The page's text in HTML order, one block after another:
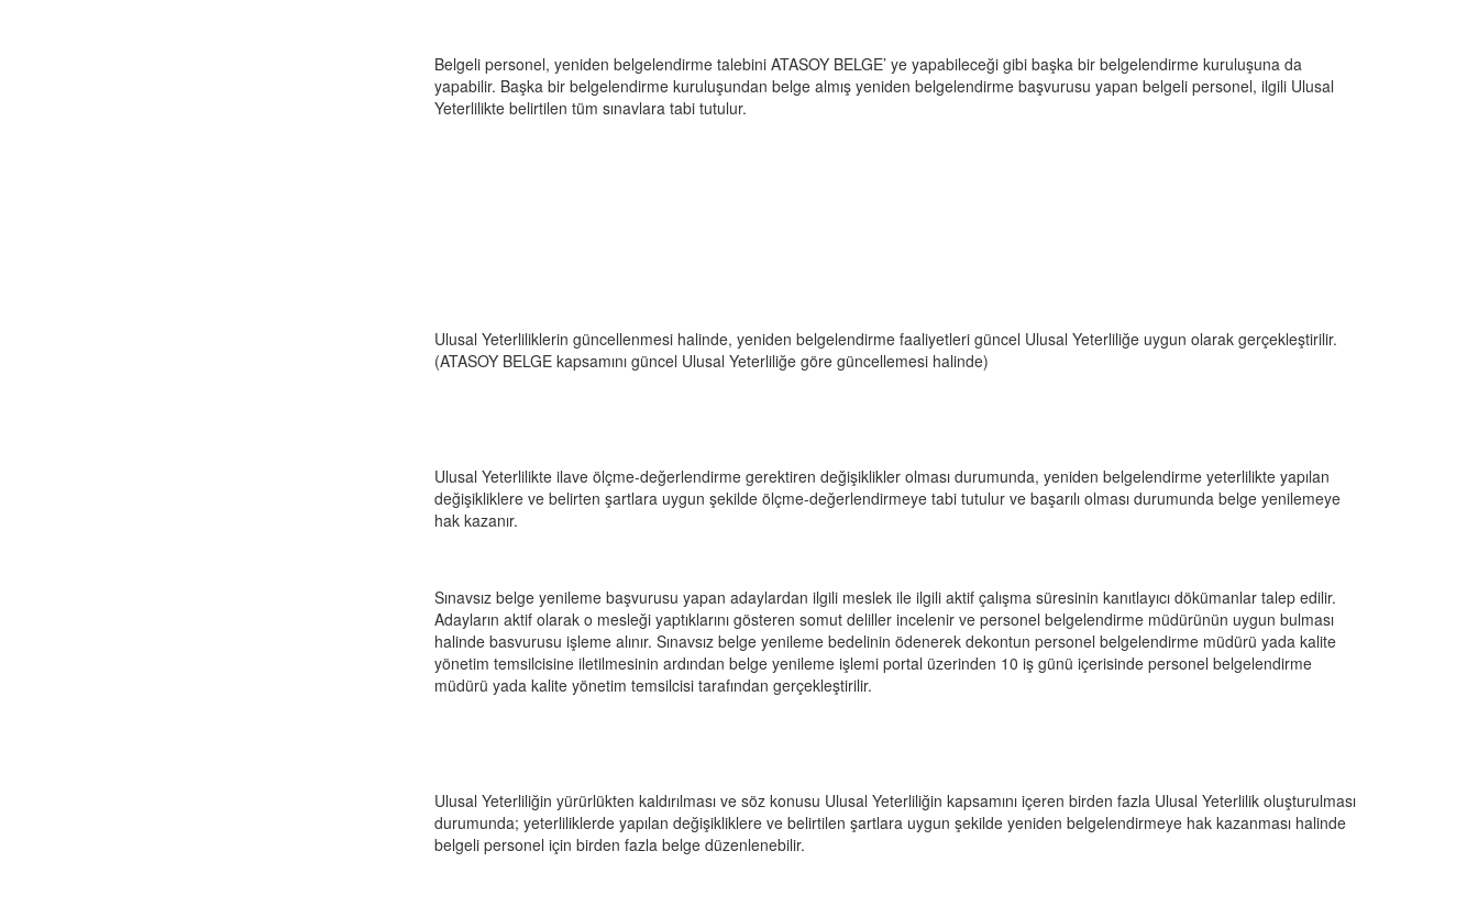
Belgeli personel, yeniden belgelendirme talebini ATASOY BELGE’ ye yapabileceği gibi başka bir belgelendirme kuruluşuna da
yapabilir. Başka bir belgelendirme kuruluşundan belge almış yeniden belgelendirme başvurusu yapan belgeli personel, ilgili Ulusal
Yeterlilikte belirtilen tüm sınavlara tabi tutulur.
Ulusal Yeterliliklerin güncellenmesi halinde, yeniden belgelendirme faaliyetleri güncel Ulusal Yeterliliğe uygun olarak gerçekleştirilir.
(ATASOY BELGE kapsamını güncel Ulusal Yeterliliğe göre güncellemesi halinde)
Ulusal Yeterlilikte ilave ölçme-değerlendirme gerektiren değişiklikler olması durumunda, yeniden belgelendirme yeterlilikte yapılan
değişikliklere ve belirten şartlara uygun şekilde ölçme-değerlendirmeye tabi tutulur ve başarılı olması durumunda belge yenilemeye
hak kazanır.
Sınavsız belge yenileme başvurusu yapan adaylardan ilgili meslek ile ilgili aktif çalışma süresinin kanıtlayıcı dökümanlar talep edilir.
Adayların aktif olarak o mesleği yaptıklarını gösteren somut deliller incelenir ve personel belgelendirme müdürünün uygun bulması
halinde basvurusu işleme alınır. Sınavsız belge yenileme bedelinin ödenerek dekontun personel belgelendirme müdürü yada kalite
yönetim temsilcisine iletilmesinin ardından belge yenileme işlemi portal üzerinden 10 iş günü içerisinde personel belgelendirme
müdürü yada kalite yönetim temsilcisi tarafından gerçekleştirilir.
Ulusal Yeterliliğin yürürlükten kaldırılması ve söz konusu Ulusal Yeterliliğin kapsamını içeren birden fazla Ulusal Yeterlilik oluşturulması
durumunda; yeterliliklerde yapılan değişikliklere ve belirtilen şartlara uygun şekilde yeniden belgelendirmeye hak kazanması halinde
belgeli personel için birden fazla belge düzenlenebilir.